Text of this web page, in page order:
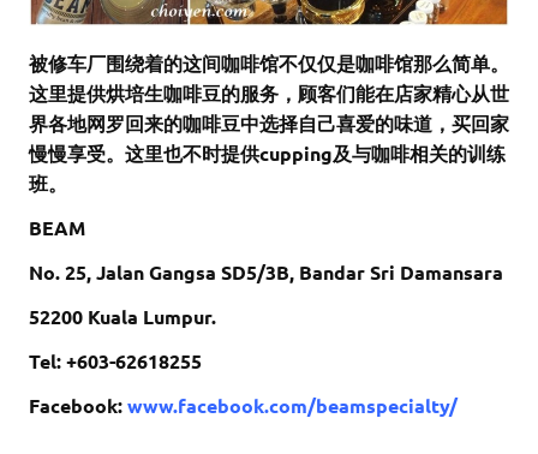
被修车厂围绕着的这间咖啡馆不仅仅是咖啡馆那么简单。
这里提供烘培生咖啡豆的服务，顾客们能在店家精心从世
界各地网罗回来的咖啡豆中选择自己喜爱的味道，买回家
慢慢享受。这里也不时提供cupping及与咖啡相关的训练
班。
BEAM
No. 25, Jalan Gangsa SD5/3B, Bandar Sri Damansara
52200 Kuala Lumpur.
Tel: +603-62618255
Facebook:www.facebook.com/beamspecialty/